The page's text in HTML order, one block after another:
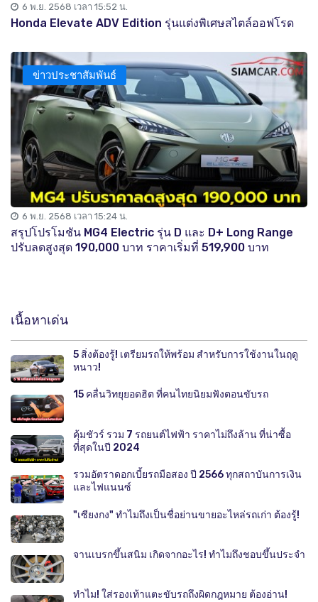
6 พ.ย. 2568 เวลา 15:52 น.
Honda Elevate ADV Edition รุ่นแต่งพิเศษสไตล์ออฟโรด
ข่าวประชาสัมพันธ์
6 พ.ย. 2568 เวลา 15:24 น.
สรุปโปรโมชัน MG4 Electric รุ่น D และ D+ Long Range
ปรับลดสูงสุด 190,000 บาท ราคาเริ่มที่ 519,900 บาท
เนื้อหาเด่น
5 สิ่งต้องรู้! เตรียมรถให้พร้อม สำหรับการใช้งานในฤดู
หนาว!
15 คลื่นวิทยุยอดฮิต ที่คนไทยนิยมฟังตอนขับรถ
คุ้มชัวร์ รวม 7 รถยนต์ไฟฟ้า ราคาไม่ถึงล้าน ที่น่าซื้อ
ที่สุดในปี 2024
รวมอัตราดอกเบี้ยรถมือสอง ปี 2566 ทุกสถาบันการเงิน
และไฟแนนซ์
"เซียงกง" ทำไมถึงเป็นชื่อย่านขายอะไหล่รถเก่า ต้องรู้!
จานเบรกขึ้นสนิม เกิดจากอะไร! ทำไมถึงชอบขึ้นประจำ
ทำไม! ใส่รองเท้าแตะขับรถถึงผิดกฎหมาย ต้องอ่าน!